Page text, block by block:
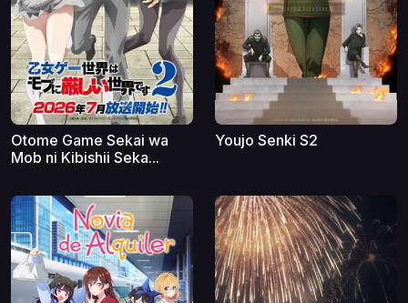
Otome Game Sekai wa
Mob ni Kibishii Seka...
Youjo Senki S2